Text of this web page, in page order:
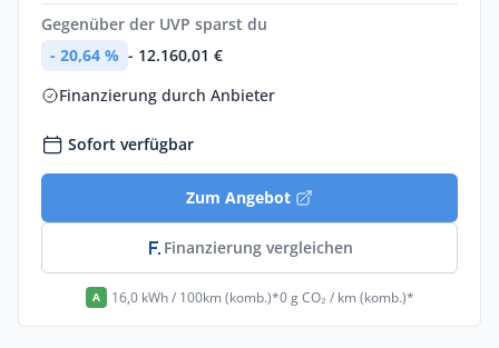
Gegenüber der UVP sparst du
- 20,64 % - 12.160,01 €
Finanzierung durch Anbieter
Sofort verfügbar
Zum Angebot
Finanzierung vergleichen
A 16,0 kWh / 100km (komb.)*0 g CO₂ / km (komb.)*